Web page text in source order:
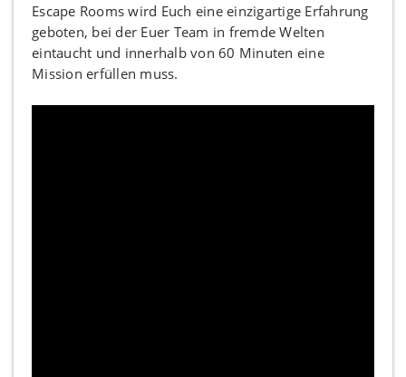
Escape Rooms wird Euch eine einzigartige Erfahrung
geboten, bei der Euer Team in fremde Welten
eintaucht und innerhalb von 60 Minuten eine
Mission erfüllen muss.